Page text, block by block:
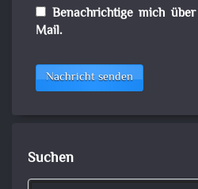
Benachrichtige mich
Mail.
Nachricht senden
Suchen